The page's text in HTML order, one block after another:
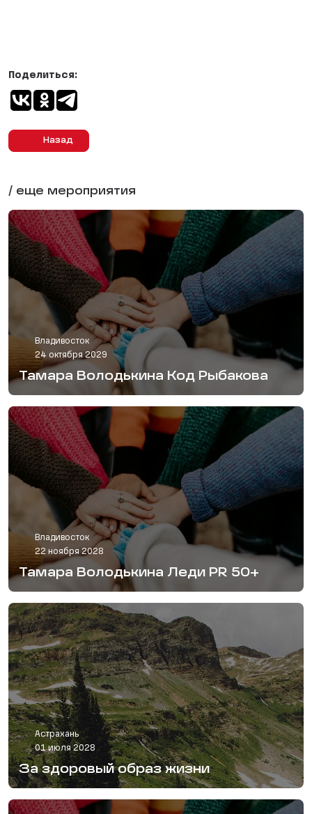
Назад
Поделиться:
/ еще мероприятия
Владивосток
24 октября 2029
Тамара Володькина Код Рыбакова
Владивосток
22 ноября 2028
Тамара Володькина Леди PR 50+
Астрахань
01 июля 2028
За здоровый образ жизни